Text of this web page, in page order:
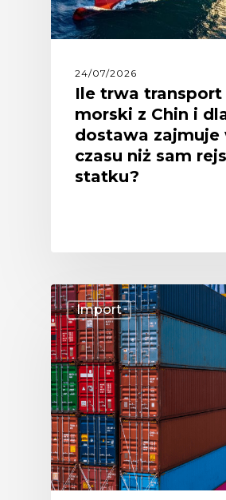
24/07/2026
Ile trwa transport
morski z Chin i
dostawa zajmuje
czasu niż sam rejs
statku?
Import